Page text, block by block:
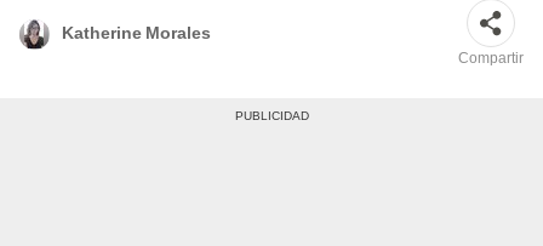
Katherine Morales
Compartir